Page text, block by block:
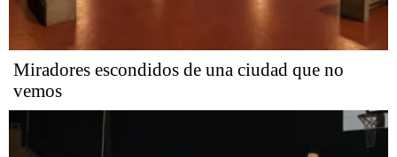
Miradores escondidos de una ciudad que no
vemos